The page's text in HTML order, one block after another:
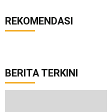
REKOMENDASI
BERITA TERKINI